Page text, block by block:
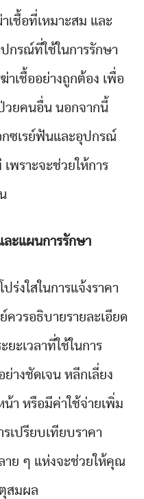
เชื้อที่เหมาะสม และ
รณ์ที่ใช้ในการรักษา
าเชื้ออย่างถูกต้อง เพื่อ
วยคนอื่น นอกจากนี้
กซเรย์ฟันและอุปกรณ์
พราะจะช่วยให้การ
ละแผนการรักษา
ร่งใสในการแจ้งราคา
วรอธิบายรายละเอียด
ะเวลาที่ใช้ในการ
างชัดเจน หลีกเลี่ยง
า หรือมีค่าใช้จ่ายเพิ่ม
เปรียบเทียบราคา
ย ๆ แห่งจะช่วยให้คุณ
สมผล